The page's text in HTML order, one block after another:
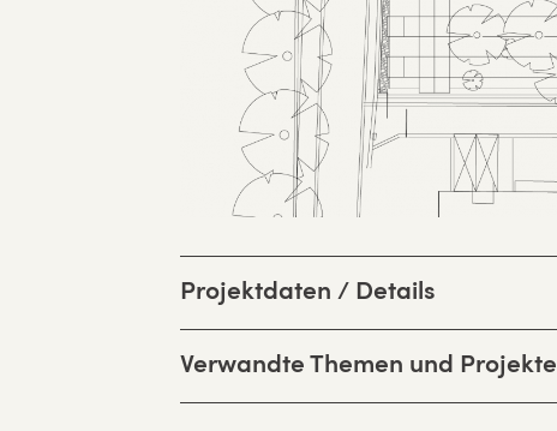
Projektdaten / Details
Verwandte Themen und Projekte